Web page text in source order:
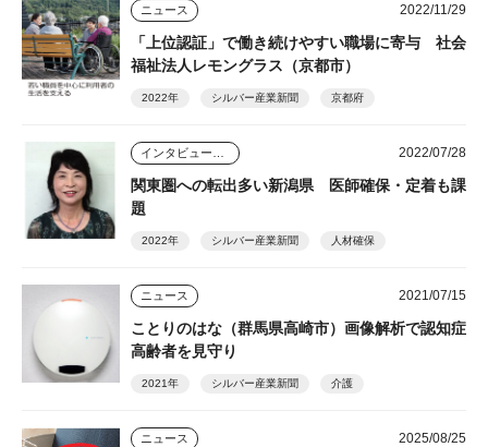
ニュース 2022/11/29
「上位認証」で働き続けやすい職場に寄与 社会
福祉法人レモングラス（京都市）
2022年 シルバー産業新聞 京都府
2022/07/28
関東圏への転出多い新潟県 医師確保・定着も課
題
2022年 シルバー産業新聞 人材確保
ニュース 2021/07/15
ことりのはな（群馬県高崎市）画像解析で認知症
高齢者を見守り
2021年 シルバー産業新聞 介護
ニュース 2025/08/25